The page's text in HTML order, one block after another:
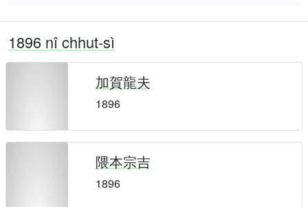
1896 nî chhut-sì
加賀龍夫
1896
隈本宗吉
1896